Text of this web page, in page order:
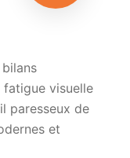
visuelle
paresseux de
et